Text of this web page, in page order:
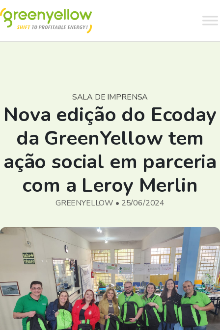
SALA DE IMPRENSA
Nova edição do Ecoday
da GreenYellow tem
ação social em parceria
com a Leroy Merlin
GREENYELLOW • 25/06/2024